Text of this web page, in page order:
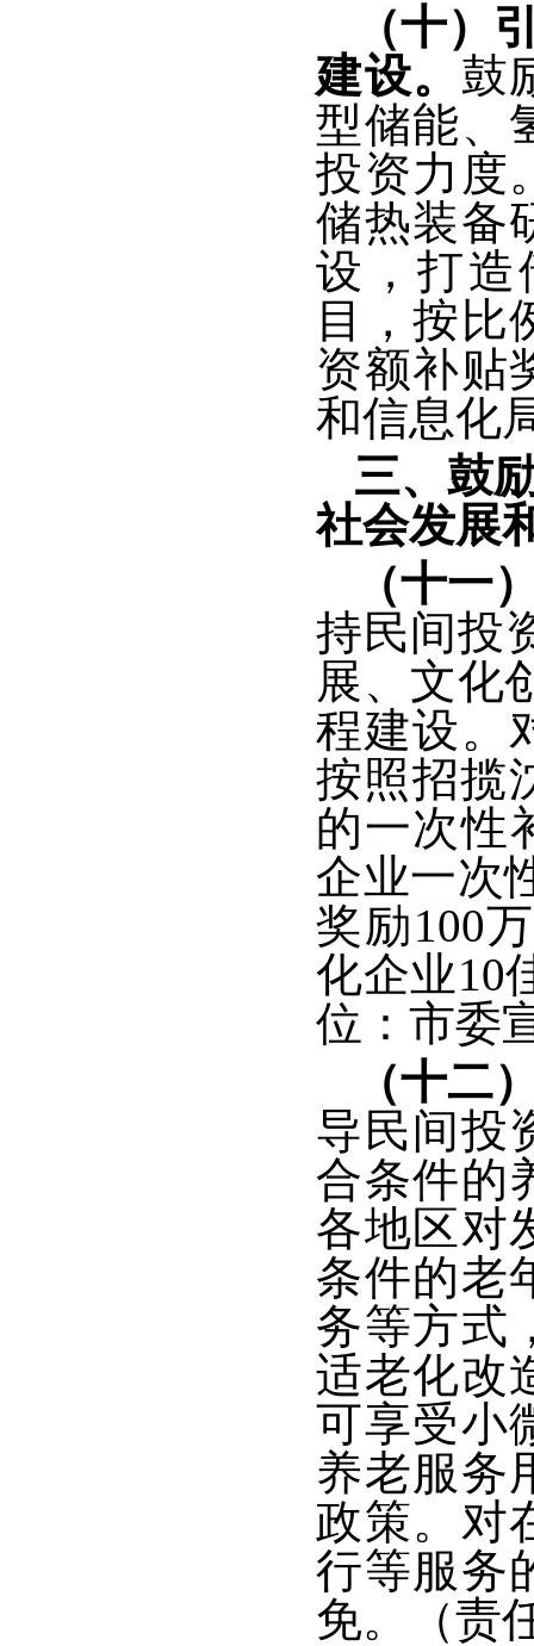
（十）
建设。 鼓
型储能、
投资力度
储热装备
设，打造
目，按比
资额补贴
和信息化
三、鼓
社会发展
（十一
持民间投
展、文化
程建设。
按照招揽
的一次性
企业一次
奖励100
化企业10
位：市委
（十二
导民间投
合条件的
各地区对
条件的老
务等方式
适老化改
可享受小
养老服务
政策。对
行等服务
免。（责